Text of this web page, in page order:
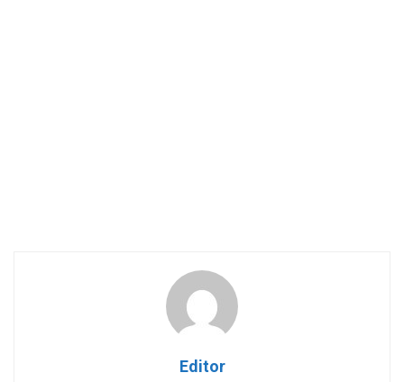
Editor